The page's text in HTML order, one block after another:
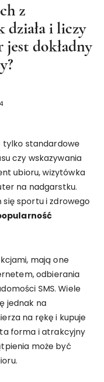
z
i liczy
dokładny
tylko standardowe
czy wskazywania
ubioru, wizytówka
na nadgarstku.
sportu i zdrowego
mają one
odbierania
SMS. Wiele
jednak na
na rękę i kupuje
forma i atrakcyjny
może być